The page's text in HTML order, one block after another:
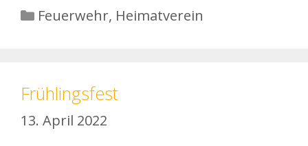
Kategorien
Feuerwehr, Heimatverein
Frühlingsfest
13. April 2022